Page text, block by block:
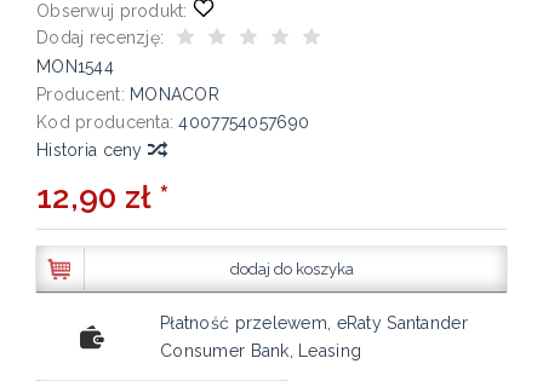
Obserwuj produkt:
Dodaj recenzję:
MON1544
Producent: MONACOR
Kod producenta: 4007754057690
Historia ceny
12,90 zł *
dodaj do koszyka
Płatność przelewem, eRaty Santander
Consumer Bank, Leasing